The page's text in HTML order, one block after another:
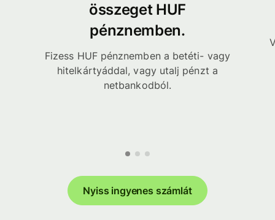
összeget HUF
pénznemben.
Fizess HUF pénznemben a betéti- vagy
hitelkártyáddal, vagy utalj pénzt a
netbankodból.
Nyiss ingyenes számlát